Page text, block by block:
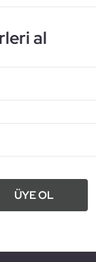
al
ÜYE OL